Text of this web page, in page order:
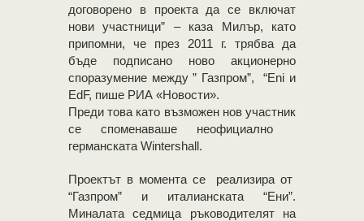
договорено в проекта да се включат
нови участници” – каза Милър, като
припомни, че през 2011 г. трябва да
бъде подписано ново акционерно
споразумение между ” Газпром”, “Eni и
EdF, пише РИА «Новости».
Преди това като възможен нов участник
се споменаваше неофициално
германската Wintershall.
Проектът в момента се реализира от
“Газпром” и италианската “Ени”.
Миналата седмица ръководителят на